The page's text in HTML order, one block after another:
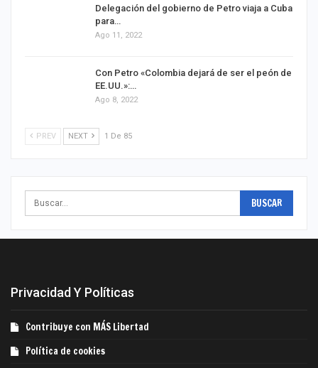
Delegación del gobierno de Petro viaja a Cuba
para…
Ago 11, 2022
Con Petro «Colombia dejará de ser el peón de
EE.UU.»:…
Ago 8, 2022
PREV NEXT 1 De 85
Privacidad Y Políticas
Contribuye con MÁS Libertad
Política de cookies